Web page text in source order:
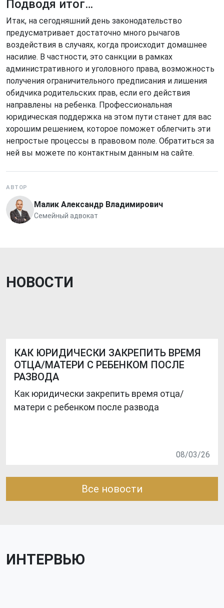
Подводя итог…
Итак, на сегодняшний день законодательство
предусматривает достаточно много рычагов
воздействия в случаях, когда происходит домашнее
насилие. В частности, это санкции в рамках
административного и уголовного права, возможность
получения ограничительного предписания и лишения
обидчика родительских прав, если его действия
направлены на ребенка. Профессиональная
юридическая поддержка на этом пути станет для вас
хорошим решением, которое поможет облегчить эти
непростые процессы в правовом поле. Обратиться за
ней вы можете по контактным данным на сайте.
АВТОР
Малик Александр Владимирович
Семейный адвокат
НОВОСТИ
КАК ЮРИДИЧЕСКИ ЗАКРЕПИТЬ ВРЕМЯ
ОТЦА/МАТЕРИ С РЕБЕНКОМ ПОСЛЕ
РАЗВОДА
Как юридически закрепить время отца/
матери с ребенком после развода
08/03/26
Все новости
ИНТЕРВЬЮ